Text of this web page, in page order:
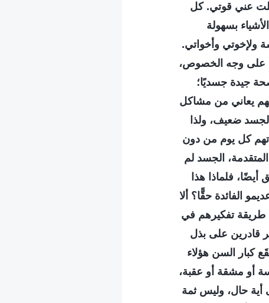
عني قوتي. كل
بسهولة
ولإخوتي وأخواتي.
على وجه الخصوص،
جيدة جسديًا؛
يعاني من مشاكل
ضعيف، ولذا
كل يوم من دون
الجسد لم
فلماذا هذا
الفائدة حقًّا؟ ألا
طريقة تفكيرهم في
قادرين على بذل
كبار السن هؤلاء
أو مشقة أو عقبة،
أية حال، وليس ثمة